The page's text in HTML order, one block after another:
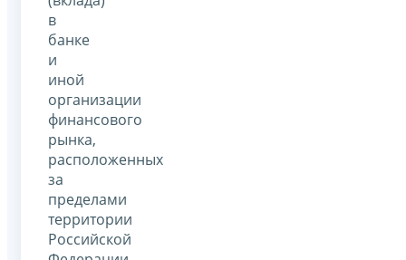
в
банке
и
иной
организации
финансового
рынка,
расположенных
за
пределами
территории
Российской